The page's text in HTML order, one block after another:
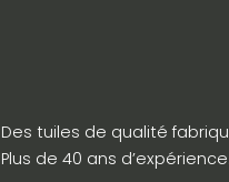
Des tuiles de qualité
Plus de 40 ans d’expérience.